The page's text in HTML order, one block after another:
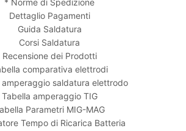
* Norme di Spedizione
Dettaglio Pagamenti
Guida Saldatura
Corsi Saldatura
Recensione dei Prodotti
comparativa elettrodi
amperaggio saldatura elettrodo
Tabella amperaggio TIG
Parametri MIG-MAG
Tempo di Ricarica Batteria